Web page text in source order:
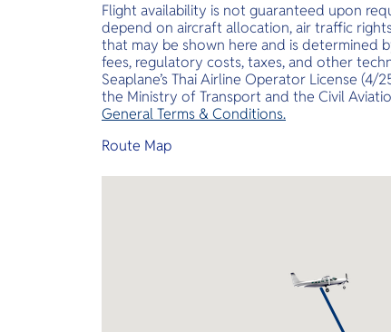
Flight availability is not guaranteed upon
depend on aircraft allocation, air traffic
that may be shown here and is determined
fees, regulatory costs, taxes, and other
Seaplane’s Thai Airline Operator License
the Ministry of Transport and the Civil
General Terms & Conditions.
Route Map